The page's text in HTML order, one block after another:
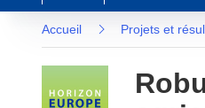
Accueil Projets et